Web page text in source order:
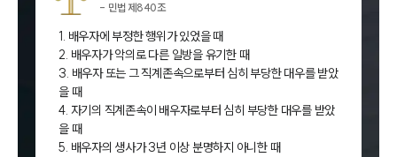
- 민법 제840조
1. 배우자에 부정한 행위가 있었을 때
2. 배우자가 악의로 다른 일방을 유기한 때
3. 배우자 또는 그 직계존속으로부터 심히 부당한 대우를 받았
을 때
4. 자기의 직계존속이 배우자로부터 심히 부당한 대우를 받았
을 때
5. 배우자의 생사가 3년 이상 분명하지 아니한 때